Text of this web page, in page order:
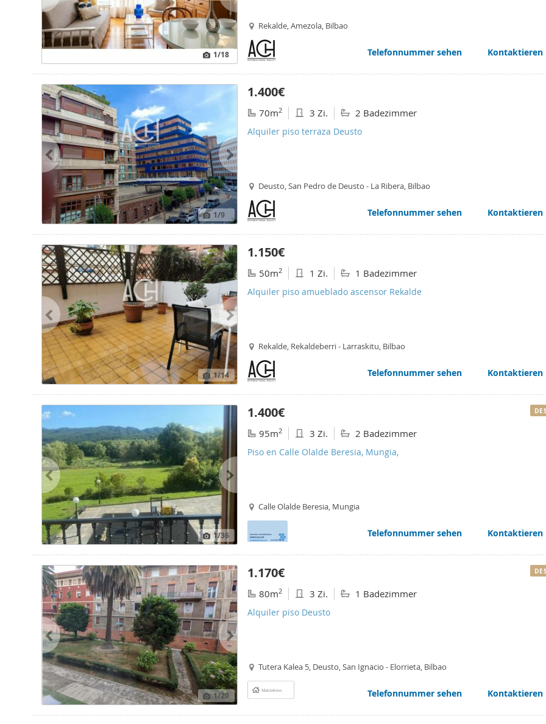
1/18
Rekalde, Amezola, Bilbao
Telefonnummer sehen Kontaktieren
1/9
1.400€
70m2 3 Zi. 2 Badezimmer
Alquiler piso terraza Deusto
Deusto, San Pedro de Deusto - La Ribera, Bilbao
Telefonnummer sehen Kontaktieren
1/14
1.150€
50m2 1 Zi. 1 Badezimmer
Alquiler piso amueblado ascensor Rekalde
Rekalde, Rekaldeberri - Larraskitu, Bilbao
Telefonnummer sehen Kontaktieren
1/36
1.400€
95m2 3 Zi. 2 Badezimmer
Piso en Calle Olalde Beresia, Mungia,
Calle Olalde Beresia, Mungia
Telefonnummer sehen Kontaktieren
1/20
1.170€
80m2 3 Zi. 1 Badezimmer
Alquiler piso Deusto
Tutera Kalea 5, Deusto, San Ignacio - Elorrieta, Bilbao
Maklerbüro Telefonnummer sehen Kontaktieren